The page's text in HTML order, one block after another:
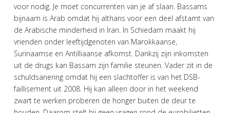
voor nodig. Je moet concurrenten van je af slaan. Bassams
bijnaam is Arab omdat hij althans voor een deel afstamt van
de Arabische minderheid in Iran. In Schiedam maakt hij
vrienden onder leeftijdgenoten van Marokkaanse,
Surinaamse en Antilliaanse afkomst. Dankzij zijn inkomsten
uit de drugs kan Bassam zijn familie steunen. Vader zit in de
schuldsanering omdat hij een slachtoffer is van het DSB-
faillisement uit 2008. Hij kan alleen door in het weekend
zwart te werken proberen de honger buiten de deur te